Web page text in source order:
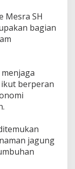
Mesra SH
bagian
berperan
jagung